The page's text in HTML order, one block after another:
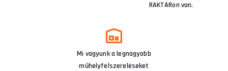
RAKTÁRon van.
Mi vagyunk a legnagyobb
műhelyfelszereléseket